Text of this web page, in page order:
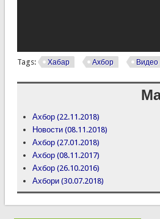
Tags: Хабар Ахбор Видео
Ахбор (22.11.2018)
Новости (08.11.2018)
Ахбор (27.01.2018)
Ахбор (08.11.2017)
Ахбор (26.10.2016)
Ахбори (30.07.2018)